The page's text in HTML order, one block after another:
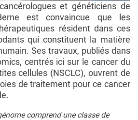
et généticiens de
est convaincue que les
résident dans ces
qui constituent la matière
Ses travaux, publiés dans
centrés ici sur le cancer du
cellules (NSCLC), ouvrent de
de traitement pour ce cancer
comprend une classe de